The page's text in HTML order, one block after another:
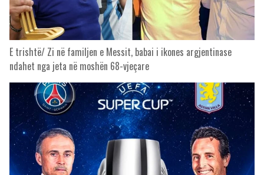
E trishtë/ Zi në familjen e Messit, babai i ikones argjentinase
ndahet nga jeta në moshën 68-vjeçare